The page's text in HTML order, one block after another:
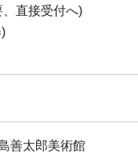
直接受付へ)
善太郎美術館